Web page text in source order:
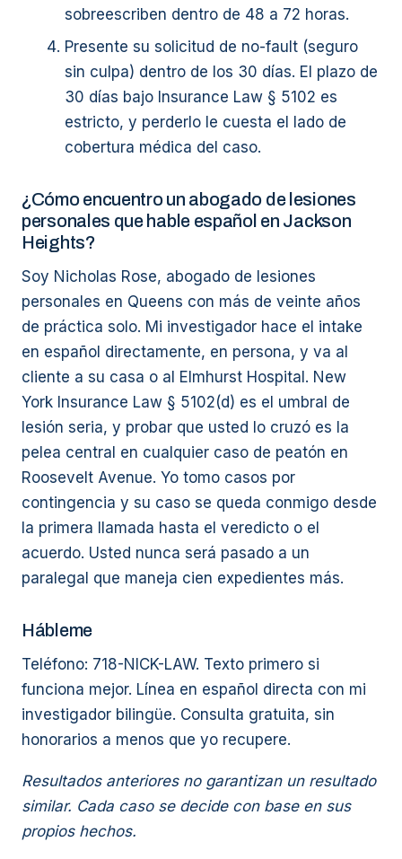
sobreescriben dentro de 48 a 72 horas.
Presente su solicitud de no-fault (seguro
sin culpa) dentro de los 30 días. El plazo de
30 días bajo Insurance Law § 5102 es
estricto, y perderlo le cuesta el lado de
cobertura médica del caso.
¿Cómo encuentro un abogado de lesiones
personales que hable español en Jackson
Heights?
Soy Nicholas Rose, abogado de lesiones
personales en Queens con más de veinte años
de práctica solo. Mi investigador hace el intake
en español directamente, en persona, y va al
cliente a su casa o al Elmhurst Hospital. New
York Insurance Law § 5102(d) es el umbral de
lesión seria, y probar que usted lo cruzó es la
pelea central en cualquier caso de peatón en
Roosevelt Avenue. Yo tomo casos por
contingencia y su caso se queda conmigo desde
la primera llamada hasta el veredicto o el
acuerdo. Usted nunca será pasado a un
paralegal que maneja cien expedientes más.
Hábleme
Teléfono: 718-NICK-LAW. Texto primero si
funciona mejor. Línea en español directa con mi
investigador bilingüe. Consulta gratuita, sin
honorarios a menos que yo recupere.
Resultados anteriores no garantizan un resultado
similar. Cada caso se decide con base en sus
propios hechos.